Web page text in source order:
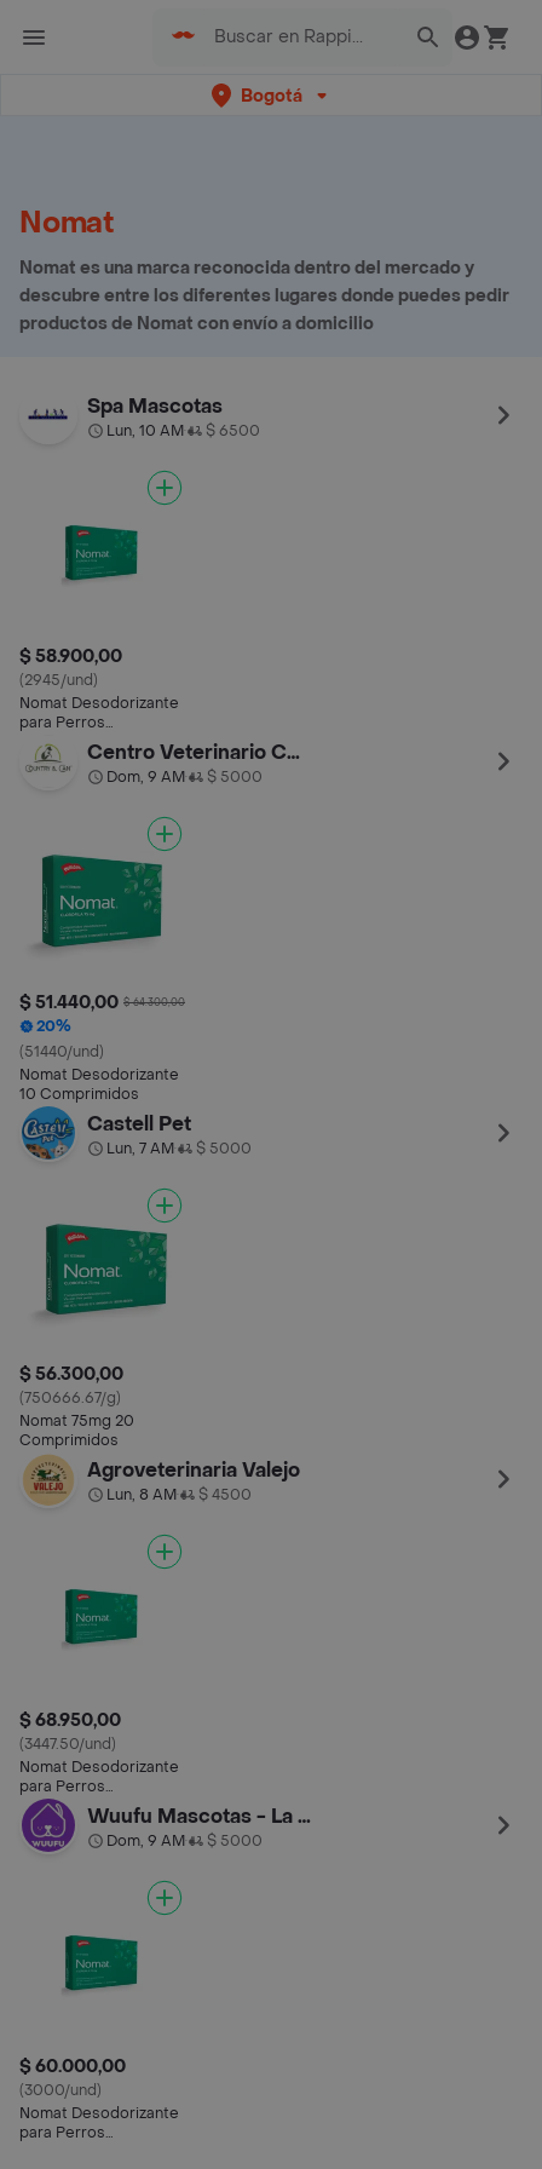
Bogotá
Nomat
Nomat es una marca reconocida dentro del mercado y
descubre entre los diferentes lugares donde puedes pedir
productos de Nomat con envío a domicilio
Spa Mascotas
Lun, 10 AM• $ 6500
$ 58.900,00
(2945/und)
Nomat Desodorizante
para Perros
Comprimidos (75 mg)
Centro Veterinario Country Can
Dom, 9 AM• $ 5000
$ 51.440,00 $ 64.300,00
20%
(51440/und)
Nomat Desodorizante
10 Comprimidos
Castell Pet
Lun, 7 AM• $ 5000
$ 56.300,00
(750666.67/g)
Nomat 75mg 20
Comprimidos
Agroveterinaria Valejo
Lun, 8 AM• $ 4500
$ 68.950,00
(3447.50/und)
Nomat Desodorizante
para Perros
Comprimidos (75 mg)
Wuufu Mascotas - La Carolina
Dom, 9 AM• $ 5000
$ 60.000,00
(3000/und)
Nomat Desodorizante
para Perros